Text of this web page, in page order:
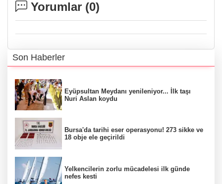
Yorumlar (0)
Son Haberler
Eyüpsultan Meydanı yenileniyor... İlk taşı
Nuri Aslan koydu
Bursa'da tarihi eser operasyonu! 273 sikke ve
18 obje ele geçirildi
Yelkencilerin zorlu mücadelesi ilk günde
nefes kesti